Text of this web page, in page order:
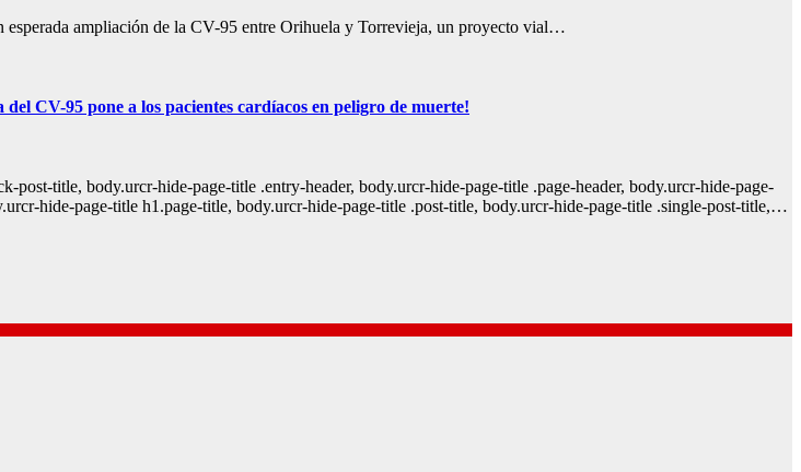
esperada ampliación de la CV-95 entre Orihuela y Torrevieja, un proyecto vial…
CV-95 pone a los pacientes cardíacos en peligro de muerte!
title, body.urcr-hide-page-title .entry-header, body.urcr-hide-page-title .page-header, body.urcr-hide-page-
hide-page-title h1.page-title, body.urcr-hide-page-title .post-title, body.urcr-hide-page-title .single-post-title,…